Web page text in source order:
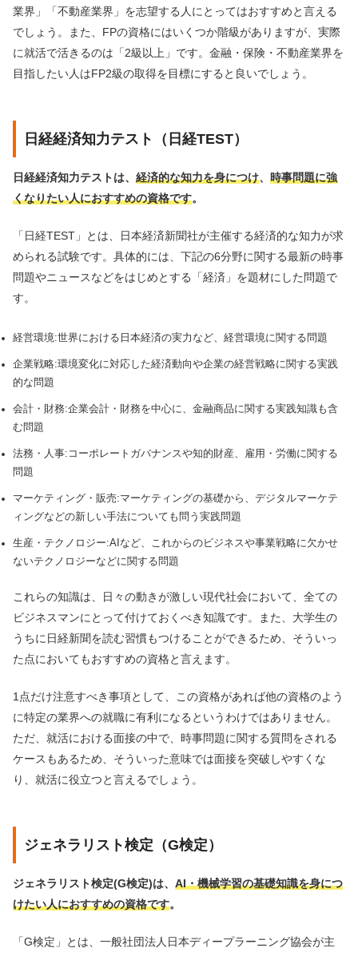
業界」「不動産業界」を志望する人にとってはおすすめと言える
でしょう。また、FPの資格にはいくつか階級がありますが、実際
に就活で活きるのは「2級以上」です。金融・保険・不動産業界を
目指したい人はFP2級の取得を目標にすると良いでしょう。
日経経済知力テスト（日経TEST）
日経経済知力テストは、 経済的な知力を身につけ、 時事問題に強
くなりたい人におすすめの資格です。
「日経TEST」とは、日本経済新聞社が主催する経済的な知力が求
められる試験です。具体的には、下記の6分野に関する最新の時事
問題やニュースなどをはじめとする「経済」を題材にした問題で
す。
経営環境:世界における日本経済の実力など、経営環境に関する問題
企業戦略:環境変化に対応した経済動向や企業の経営戦略に関する実践
的な問題
会計・財務:企業会計・財務を中心に、金融商品に関する実践知識も含
む問題
法務・人事:コーポレートガバナンスや知的財産、雇用・労働に関する
問題
マーケティング・販売:マーケティングの基礎から、デジタルマーケテ
ィングなどの新しい手法についても問う実践問題
生産・テクノロジー:AIなど、これからのビジネスや事業戦略に欠かせ
ないテクノロジーなどに関する問題
これらの知識は、日々の動きが激しい現代社会において、全ての
ビジネスマンにとって付けておくべき知識です。また、大学生の
うちに日経新聞を読む習慣もつけることができるため、そういっ
た点においてもおすすめの資格と言えます。
1点だけ注意すべき事項として、この資格があれば他の資格のよう
に特定の業界への就職に有利になるというわけではありません。
ただ、就活における面接の中で、時事問題に関する質問をされる
ケースもあるため、そういった意味では面接を突破しやすくな
り、就活に役立つと言えるでしょう。
ジェネラリスト検定（G検定）
ジェネラリスト検定(G検定)は、 AI・機械学習の基礎知識を身につ
けたい人におすすめの資格です。
「G検定」とは、一般社団法人日本ディープラーニング協会が主